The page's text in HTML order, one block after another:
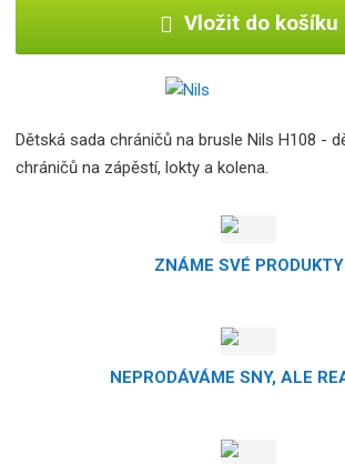
Vložit do košíku
Dětská sada chráničů na brusle Nils H108 -
chráničů na zápěstí, lokty a kolena.
ZNÁME SVÉ PRODUKTY
NEPRODÁVÁME SNY, ALE